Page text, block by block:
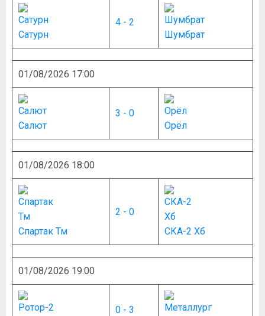
Сатурн
4 - 2
Шумбрат
01/08/2026 17:00
Салют
3 - 0
Орёл
01/08/2026 18:00
Спартак Тм
2 - 0
СКА-2 Хб
01/08/2026 19:00
0 - 3